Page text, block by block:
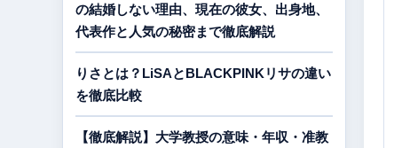
の結婚しない理由、現在の彼女、出身地、
代表作と人気の秘密まで徹底解説
りさとは？LiSAとBLACKPINKリサの違い
を徹底比較
【徹底解説】大学教授の意味・年収・准教